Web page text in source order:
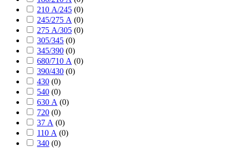
210 А/245 (0)
245/275 А (0)
275 А/305 (0)
305/345 (0)
345/390 (0)
680/710 А (0)
390/430 (0)
430 (0)
540 (0)
630 А (0)
720 (0)
37 А (0)
110 А (0)
340 (0)